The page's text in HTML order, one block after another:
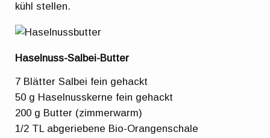
kühl stellen.
Haselnuss-Salbei-Butter
7 Blätter Salbei fein gehackt
50 g Haselnusskerne fein gehackt
200 g Butter (zimmerwarm)
1/2 TL abgeriebene Bio-Orangenschale